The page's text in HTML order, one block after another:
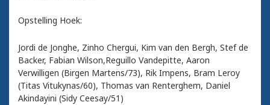
Opstelling Hoek:
Jordi de Jonghe, Zinho Chergui, Kim van den Bergh, Stef de
Backer, Fabian Wilson,Reguillo Vandepitte, Aaron
Verwilligen (Birgen Martens/73), Rik Impens, Bram Leroy
(Titas Vitukynas/60), Thomas van Renterghem, Daniel
Akindayini (Sidy Ceesay/51)